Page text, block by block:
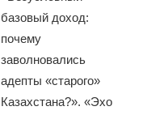
базовый доход:
почему
заволновались
адепты «старого»
Казахстана?». «Эхо